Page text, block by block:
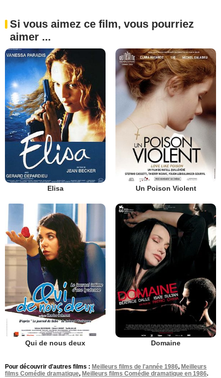
Si vous aimez ce film, vous pourriez
aimer ...
Elisa Un Poison Violent
Qui de nous deux Domaine
Pour découvrir d'autres films : Meilleurs films de l'année 1986, Meilleurs
films Comédie dramatique, Meilleurs films Comédie dramatique en 1986.